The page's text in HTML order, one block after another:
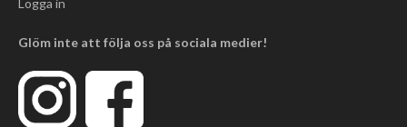
Glöm inte att följa oss på sociala medier!